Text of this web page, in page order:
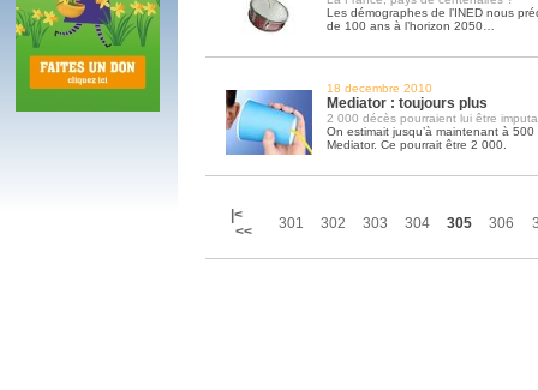
Les démographes de l’INED nous
de 100 ans à l’horizon 2050…
18 decembre 2010
Mediator : toujours plus
2 000 décès pourraient lui être
On estimait jusqu’à maintenant à
Mediator. Ce pourrait être 2 000.
|<
<<
301 302 303 304 305 306